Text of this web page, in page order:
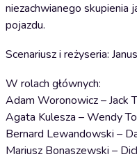
niezachwianego skupienia
pojazdu.
Scenariusz i reżyseria:
W rolach głównych:
Adam Woronowicz – Jack
Agata Kulesza – Wendy
Bernard Lewandowski –
Mariusz Bonaszewski –